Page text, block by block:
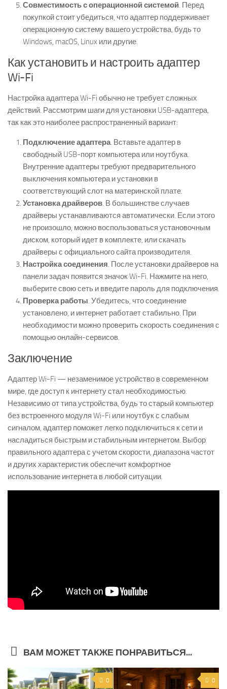
Совместимость с операционной системой. Перед
покупкой стоит убедиться, что адаптер поддерживает
операционную систему вашего устройства, будь то
Windows, macOS, Linux или другие.
Как установить и настроить адаптер
Wi-Fi
Настройка адаптера Wi-Fi обычно не требует сложных
действий. Рассмотрим шаги для установки USB-адаптера,
так как это наиболее распространенный вариант:
Подключение адаптера. Вставьте адаптер в
свободный USB-порт компьютера или ноутбука.
Внутренние адаптеры требуют предварительного
выключения компьютера и установки в
соответствующий слот на материнской плате.
Установка драйверов. В большинстве случаев
драйверы устанавливаются автоматически. Если этого
не произошло, можно воспользоваться установочным
диском, который идет в комплекте, или скачать
драйверы с официального сайта производителя.
Настройка соединения. После установки драйверов на
панели задач появится значок Wi-Fi. Нажмите на него,
выберите свою сеть и введите пароль для подключения.
Проверка работы. Убедитесь, что соединение
установлено, и интернет работает стабильно. При
необходимости можно проверить скорость соединения с
помощью онлайн-сервисов.
Заключение
Адаптер Wi-Fi — незаменимое устройство в современном
мире, где доступ к интернету стал необходимостью.
Независимо от типа устройства, будь то старый компьютер
без встроенного модуля Wi-Fi или ноутбук с слабым
сигналом, адаптер поможет легко подключиться к сети и
насладиться быстрым и стабильным интернетом. Выбор
правильного адаптера с учетом скорости, диапазона частот
и других характеристик обеспечит комфортное
использование интернета в любой ситуации.
ВАМ МОЖЕТ ТАКЖЕ ПОНРАВИТЬСЯ...
0 0